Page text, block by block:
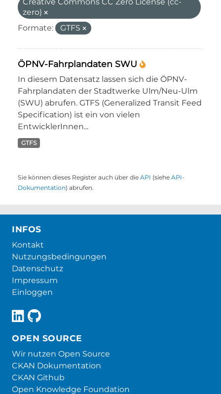
zero)
Formate:
GTFS
ÖPNV-Fahrplandaten SWU
In diesem Datensatz lassen sich die ÖPNV-
Fahrplandaten der Stadtwerke Ulm/Neu-Ulm
(SWU) abrufen. GTFS (Generalized Transit Feed
Specification) ist ein von vielen
EntwicklerInnen...
GTFS
Sie können dieses Register auch über die API (siehe API-
Dokumentation) abrufen.
INFOS
Kontakt
Nutzungsbedingungen
Datenschutz
Impressum
Einloggen
OPEN SOURCE
Wir nutzen Open Source
CKAN Dokumentation
CKAN Github
Open Knowledge Foundation